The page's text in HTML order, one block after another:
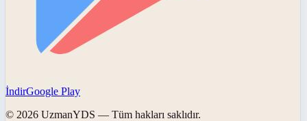
İndirGoogle Play
© 2026 UzmanYDS — Tüm hakları saklıdır.